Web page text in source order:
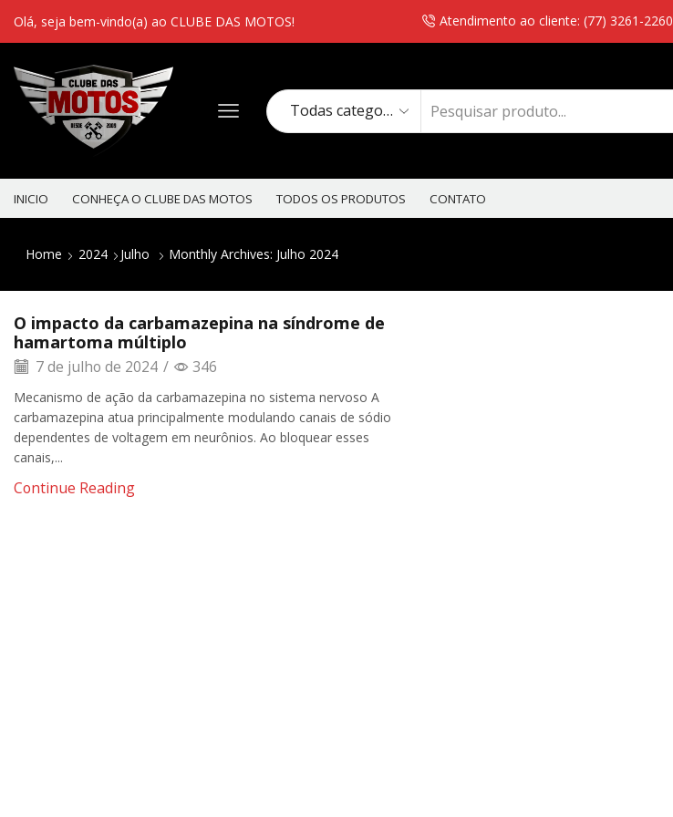
Olá, seja bem-vindo(a) ao CLUBE DAS MOTOS! Atendimento ao cliente: (77) 3261-2260
INICIO CONHEÇA O CLUBE DAS MOTOS TODOS OS PRODUTOS CONTATO
Home 2024 Julho Monthly Archives: Julho 2024
O impacto da carbamazepina na síndrome de
hamartoma múltiplo
7 de julho de 2024 / 346
Mecanismo de ação da carbamazepina no sistema nervoso A
carbamazepina atua principalmente modulando canais de sódio
dependentes de voltagem em neurônios. Ao bloquear esses
canais,...
Continue Reading